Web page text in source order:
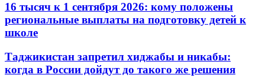
16 тысяч к 1 сентября 2026: кому положены
региональные выплаты на подготовку детей к
школе
Таджикистан запретил хиджабы и никабы:
когда в России дойдут до такого же решения